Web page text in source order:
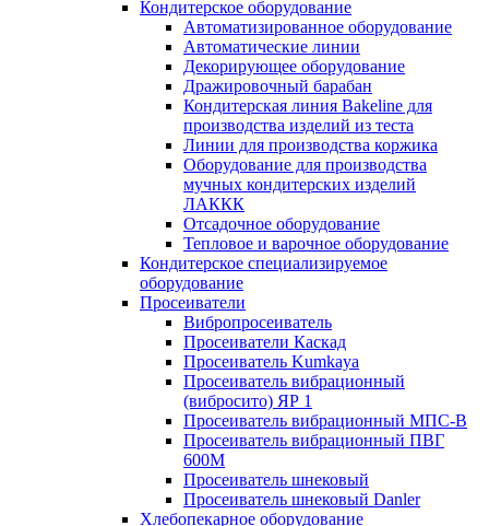
Кондитерское оборудование
Автоматизированное оборудование
Автоматические линии
Декорирующее оборудование
Дражировочный барабан
Кондитерская линия Bakeline для
производства изделий из теста
Линии для производства коржика
Оборудование для производства
мучных кондитерских изделий
ЛАККК
Отсадочное оборудование
Тепловое и варочное оборудование
Кондитерское специализируемое
оборудование
Просеиватели
Вибропросеиватель
Просеиватели Каскад
Просеиватель Kumkaya
Просеиватель вибрационный
(вибросито) ЯР 1
Просеиватель вибрационный МПС-В
Просеиватель вибрационный ПВГ
600М
Просеиватель шнековый
Просеиватель шнековый Danler
Хлебопекарное оборудование